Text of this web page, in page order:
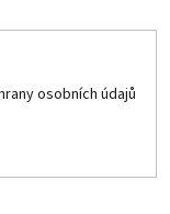
osobních údajů